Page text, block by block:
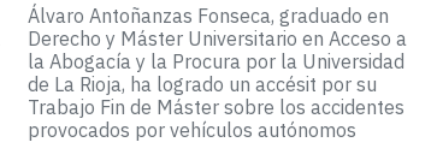
Álvaro Antoñanzas Fonseca, graduado en
Derecho y Máster Universitario en Acceso a
la Abogacía y la Procura por la Universidad
de La Rioja, ha logrado un accésit por su
Trabajo Fin de Máster sobre los accidentes
provocados por vehículos autónomos